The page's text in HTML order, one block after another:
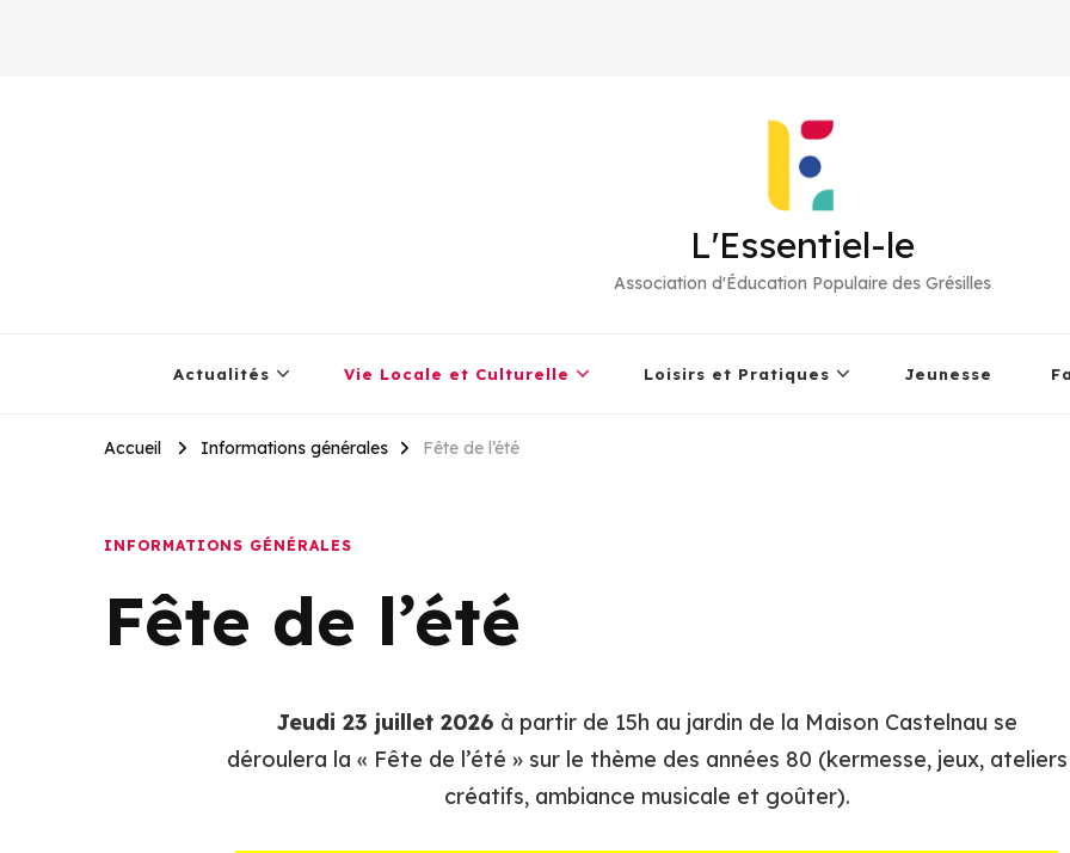
L'Essentiel-le
Association d'Éducation Populaire des Grésilles
Actualités Vie Locale et Culturelle Loisirs et Pratiques Jeunesse
Accueil Informations générales Fête de l’été
INFORMATIONS GÉNÉRALES
Fête de l’été
Jeudi 23 juillet 2026 à partir de 15h au jardin de la Maison Castelnau se
déroulera la « Fête de l’été » sur le thème des années 80 (kermesse, jeux, ateliers
créatifs, ambiance musicale et goûter).